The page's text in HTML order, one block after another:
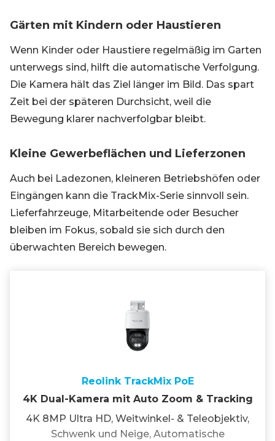
Gärten mit Kindern oder Haustieren
Wenn Kinder oder Haustiere regelmäßig im Garten
unterwegs sind, hilft die automatische Verfolgung.
Die Kamera hält das Ziel länger im Bild. Das spart
Zeit bei der späteren Durchsicht, weil die
Bewegung klarer nachverfolgbar bleibt.
Kleine Gewerbeflächen und Lieferzonen
Auch bei Ladezonen, kleineren Betriebshöfen oder
Eingängen kann die TrackMix-Serie sinnvoll sein.
Lieferfahrzeuge, Mitarbeitende oder Besucher
bleiben im Fokus, sobald sie sich durch den
überwachten Bereich bewegen.
Reolink TrackMix PoE
4K Dual-Kamera mit Auto Zoom & Tracking
4K 8MP Ultra HD, Weitwinkel- & Teleobjektiv,
Schwenk und Neige, Automatische